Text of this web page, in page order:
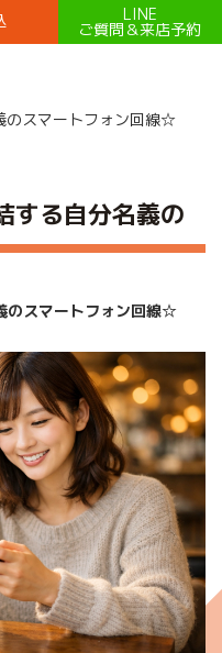
LINE
ご質問＆来店予約
のスマートフォン回線☆
する自分名義の
のスマートフォン回線☆